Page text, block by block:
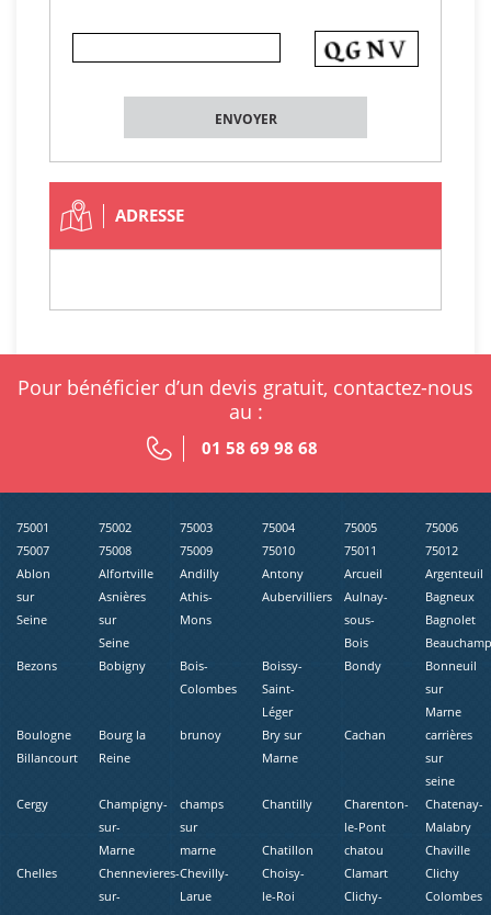
ADRESSE
Pour bénéficier d’un devis gratuit, contactez-nous
au :
01 58 69 98 68
75001 75002 75003 75004 75005
75006
75007
75008 75009 75010 75011
75012
Ablon
sur
Seine
Alfortville Andilly Antony Arcueil
Argenteuil
Asnières
sur
Seine
Athis-
Mons
Aubervilliers
Aulnay-
sous-
Bois
Bagneux
Bagnolet
Bezons
Bobigny
Bois-
Colombes
Boissy-
Saint-
Léger
Bondy
Bonneuil
sur
Marne
Boulogne
Billancourt
Bourg la
Reine
brunoy
Bry sur
Marne
Cachan
carrières
sur
seine
Cergy
Champigny-
sur-
Marne
champs
sur
marne
Chantilly
Charenton-
le-Pont
Chatenay-
Malabry
Chatillon
chatou
Chaville
Chelles
Chennevieres-
sur-
Chevilly-
Larue
Choisy-
le-Roi
Clamart
Clichy
Clichy-
Colombes